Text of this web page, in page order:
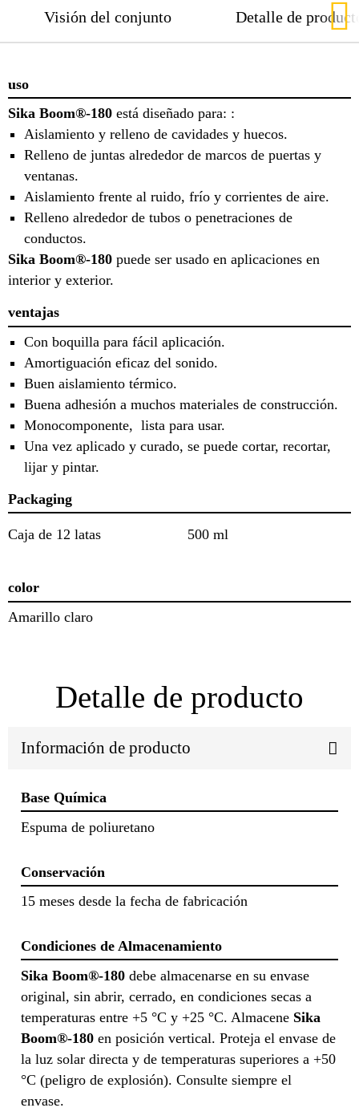
Visión del conjunto Detalle de
uso
Sika Boom®-180 está diseñado para: :
Aislamiento y relleno de cavidades y huecos.
Relleno de juntas alrededor de marcos de puertas y
ventanas.
Aislamiento frente al ruido, frío y corrientes de aire.
Relleno alrededor de tubos o penetraciones de
conductos.
Sika Boom®-180 puede ser usado en aplicaciones en
interior y exterior.
ventajas
Con boquilla para fácil aplicación.
Amortiguación eficaz del sonido.
Buen aislamiento térmico.
Buena adhesión a muchos materiales de construcción.
Monocomponente, lista para usar.
Una vez aplicado y curado, se puede cortar, recortar,
lijar y pintar.
Packaging
Caja de 12 latas 500 ml
color
Amarillo claro
Detalle de producto
Información de producto
Base Química
Espuma de poliuretano
Conservación
15 meses desde la fecha de fabricación
Condiciones de Almacenamiento
Sika Boom®-180 debe almacenarse en su envase
original, sin abrir, cerrado, en condiciones secas a
temperaturas entre +5 °C y +25 °C. Almacene Sika
Boom®-180 en posición vertical. Proteja el envase de
la luz solar directa y de temperaturas superiores a +50
°C (peligro de explosión). Consulte siempre el
envase.